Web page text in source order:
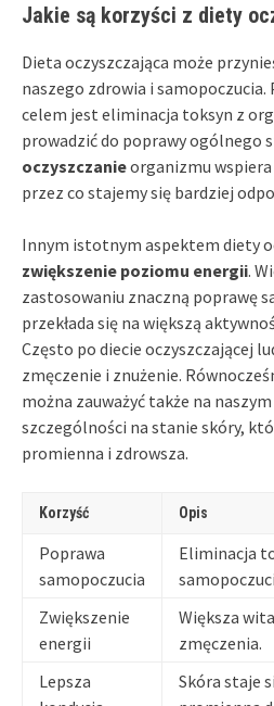
Jakie są korzyści z diety
Dieta oczyszczająca może
naszego zdrowia i
celem jest eliminacja toksyn z
prowadzić do poprawy ogólnego
oczyszczanieorganizmu wspiera
przez co stajemy się bardziej
Innym istotnym aspektem diety
zwiększenie poziomu energii.
zastosowaniu znaczną poprawę
przekłada się na większą
Często po diecie oczyszczającej
zmęczenie i znużenie.
można zauważyć także na
szczególności na stanie skóry,
promienna i zdrowsza.
Korzyść Opis
Poprawa
samopoczucia
Eliminacja
Zwiększenie
energii
Większa
zmęczenia.
Lepsza
Skóra staje